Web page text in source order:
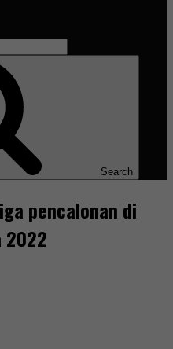
Search
pencalonan di
2022